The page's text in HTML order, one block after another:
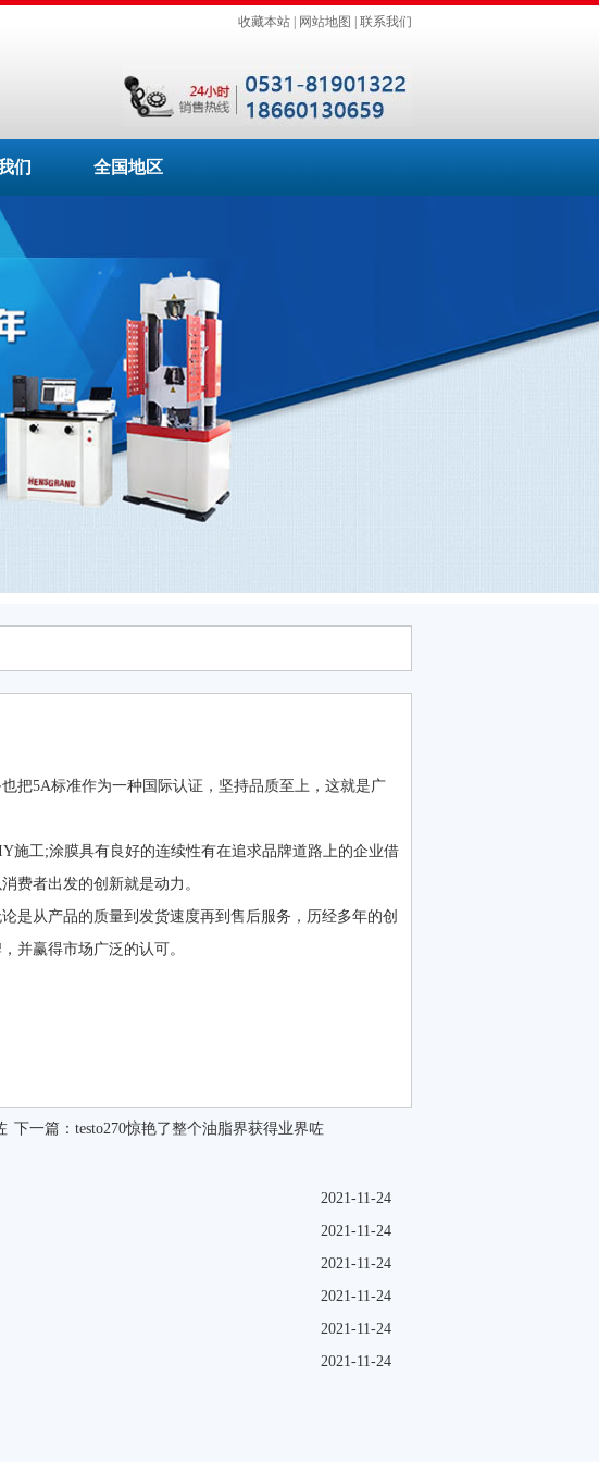
收藏本站 网站地图 联系我们
们 全国地区
把5A标准作为一种国际认证，坚持品质至上，这就是广
施工;涂膜具有良好的连续性有在追求品牌道路上的企业借
费者出发的创新就是动力。
是从产品的质量到发货速度再到售后服务，历经多年的创
并赢得市场广泛的认可。
下一篇： testo270惊艳了整个油脂界获得业界咗
2021-11-24
2021-11-24
2021-11-24
2021-11-24
2021-11-24
2021-11-24